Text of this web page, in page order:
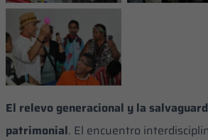
comunidad
estudiantes,
decimistas y
habitantes de la
parroquia Sucre,
entre otros
El relevo generacional y la
patrimonial. ​El encuentro